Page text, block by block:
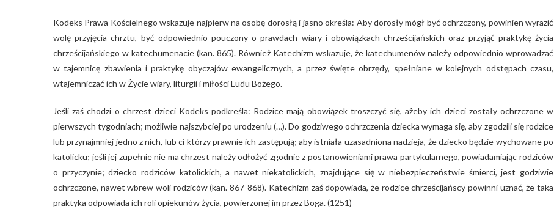
Kodeks Prawa Kościelnego wskazuje najpierw na osobę dorosłą i jasno określa: Aby dorosły mógł być ochrzczony, powinien wyrazić
wolę przyjęcia chrztu, być odpowiednio pouczony o prawdach wiary i obowiązkach chrześcijańskich oraz przyjąć praktykę życia
chrześcijańskiego w katechumenacie (kan. 865). Również Katechizm wskazuje, że katechumenów należy odpowiednio wprowadzać
w tajemnicę zbawienia i praktykę obyczajów ewangelicznych, a przez święte obrzędy, spełniane w kolejnych odstępach czasu,
wtajemniczać ich w Życie wiary, liturgii i miłości Ludu Bożego.
Jeśli zaś chodzi o chrzest dzieci Kodeks podkreśla: Rodzice mają obowiązek troszczyć się, ażeby ich dzieci zostały ochrzczone w
pierwszych tygodniach; możliwie najszybciej po urodzeniu (…). Do godziwego ochrzczenia dziecka wymaga się, aby zgodzili się rodzice
lub przynajmniej jedno z nich, lub ci którzy prawnie ich zastępują; aby istniała uzasadniona nadzieja, że dziecko będzie wychowane po
katolicku; jeśli jej zupełnie nie ma chrzest należy odłożyć zgodnie z postanowieniami prawa partykularnego, powiadamiając rodziców
o przyczynie; dziecko rodziców katolickich, a nawet niekatolickich, znajdujące się w niebezpieczeństwie śmierci, jest godziwie
ochrzczone, nawet wbrew woli rodziców (kan. 867-868). Katechizm zaś dopowiada, że rodzice chrześcijańscy powinni uznać, że taka
praktyka odpowiada ich roli opiekunów życia, powierzonej im przez Boga. (1251)